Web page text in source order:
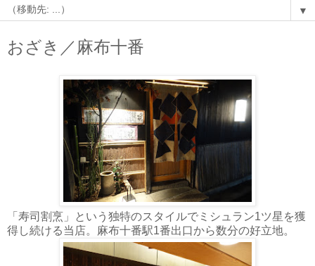
▼
おざき／麻布十番
「寿司割烹」という独特のスタイルでミシュラン1ツ星を獲
得し続ける当店。麻布十番駅1番出口から数分の好立地。